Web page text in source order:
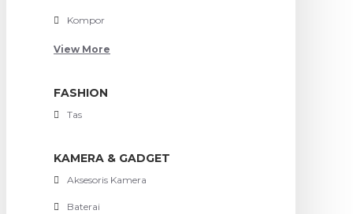
Kompor
View More
FASHION
Tas
KAMERA & GADGET
Aksesoris Kamera
Baterai